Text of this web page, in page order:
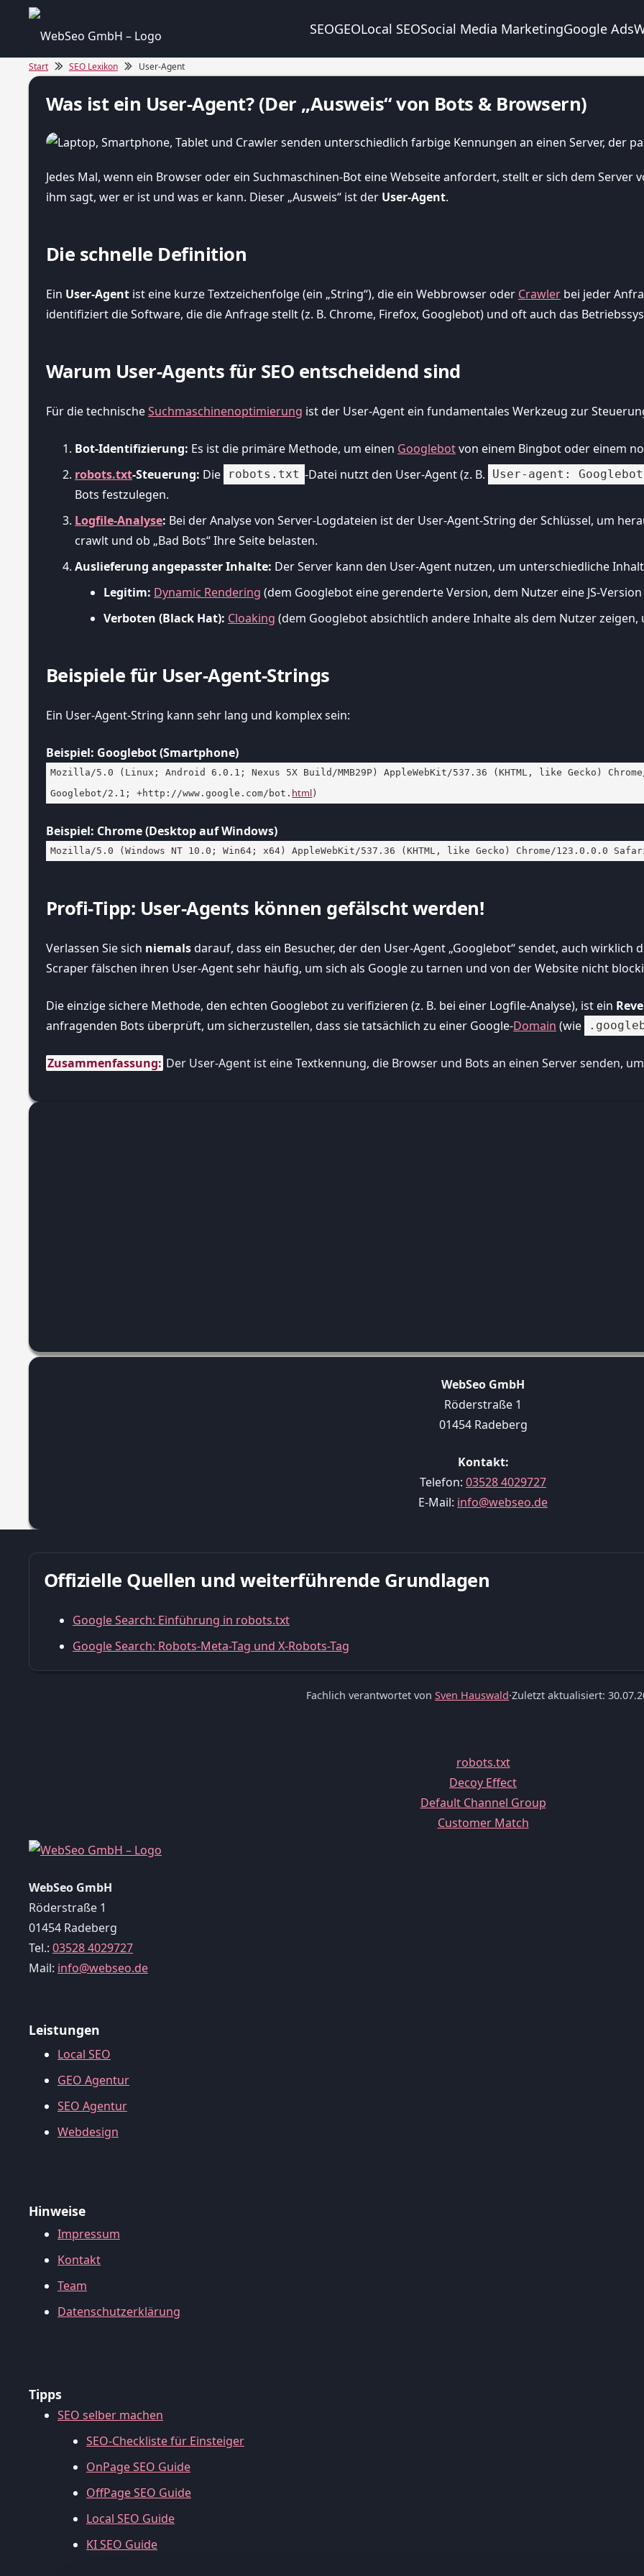
SEOGEOLocal SEOSocial Media MarketingGoogle Ads
Start SEO Lexikon User-Agent
Was ist ein User-Agent? (Der „Ausweis“ von Bots & Browsern)
Jedes Mal, wenn ein Browser oder ein Suchmaschinen-Bot eine Webseite anfordert, stellt er sich dem
ihm sagt, wer er ist und was er kann. Dieser „Ausweis“ ist der User-Agent.
Die schnelle Definition
Ein User-Agent ist eine kurze Textzeichenfolge (ein „String“), die ein Webbrowser oder Crawler bei jeder
identifiziert die Software, die die Anfrage stellt (z. B. Chrome, Firefox, Googlebot) und oft auch das
Warum User-Agents für SEO entscheidend sind
Für die technischeSuchmaschinenoptimierung ist der User-Agent ein fundamentales Werkzeug zur
Bot-Identifizierung: Es ist die primäre Methode, um einen Googlebotvon einem Bingbot oder einem
robots.txt-Steuerung: Die robots.txt -Datei nutzt den User-Agent (z. B. User-agent: Googlebot
Bots festzulegen.
Logfile-Analyse: Bei der Analyse von Server-Logdateien ist der User-Agent-String der Schlüssel, um
crawlt und ob „Bad Bots“ Ihre Seite belasten.
Auslieferung angepasster Inhalte: Der Server kann den User-Agent nutzen, um unterschiedliche
Legitim: Dynamic Rendering (dem Googlebot eine gerenderte Version, dem Nutzer eine JS-
Verboten (Black Hat): Cloaking (dem Googlebot absichtlich andere Inhalte als dem Nutzer
Beispiele für User-Agent-Strings
Ein User-Agent-String kann sehr lang und komplex sein:
Beispiel: Googlebot (Smartphone)
Mozilla/5.0 (Linux; Android 6.0.1; Nexus 5X Build/MMB29P) AppleWebKit/537.36 (KHTML, like Gecko)
Googlebot/2.1; +http://www.google.com/bot. html )
Beispiel: Chrome (Desktop auf Windows)
Mozilla/5.0 (Windows NT 10.0; Win64; x64) AppleWebKit/537.36 (KHTML, like Gecko) Chrome/123.0.0.0
Profi-Tipp: User-Agents können gefälscht werden!
Verlassen Sie sich niemalsdarauf, dass ein Besucher, der den User-Agent „Googlebot“ sendet, auch wirklich
Scraper fälschen ihren User-Agent sehr häufig, um sich als Google zu tarnen und von der Website nicht
Die einzige sichere Methode, den echten Googlebot zu verifizieren (z. B. bei einer Logfile-Analyse), ist ein
anfragenden Bots überprüft, um sicherzustellen, dass sie tatsächlich zu einer Google-Domain (wie
Zusammenfassung: Der User-Agent ist eine Textkennung, die Browser und Bots an einen Server senden,
WebSeo GmbH
Röderstraße 1
01454 Radeberg
Kontakt:
Telefon: 03528 4029727
E-Mail: info@webseo.de
Offizielle Quellen und weiterführende Grundlagen
Google Search: Einführung in robots.txt
Google Search: Robots-Meta-Tag und X-Robots-Tag
Fachlich verantwortet von Sven Hauswald·Zuletzt aktualisiert:
robots.txt
Decoy Effect
Default Channel Group
Customer Match
WebSeo GmbH
Röderstraße 1
01454 Radeberg
Tel.: 03528 4029727
Mail: info@webseo.de
Leistungen
Local SEO
GEO Agentur
SEO Agentur
Webdesign
Hinweise
Impressum
Kontakt
Team
Datenschutzerklärung
Tipps
SEO selber machen
SEO-Checkliste für Einsteiger
OnPage SEO Guide
OffPage SEO Guide
Local SEO Guide
KI SEO Guide